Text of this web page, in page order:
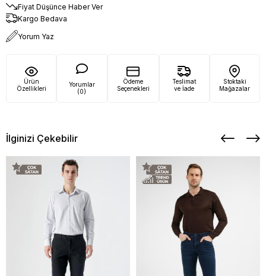
Fiyat Düşünce Haber Ver
Kargo Bedava
Yorum Yaz
Ürün
Özellikleri
Yorumlar
(0)
Ödeme
Seçenekleri
Teslimat
ve İade
Stoktaki
Mağazalar
İlginizi Çekebilir